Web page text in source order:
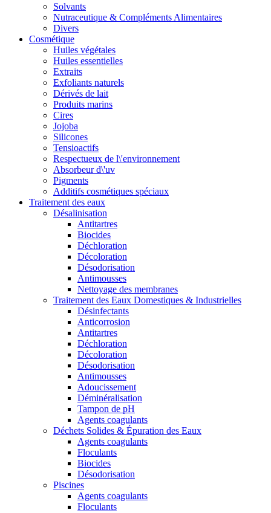
Solvants
Nutraceutique & Compléments Alimentaires
Divers
Cosmétique
Huiles végétales
Huiles essentielles
Extraits
Exfoliants naturels
Dérivés de lait
Produits marins
Cires
Jojoba
Silicones
Tensioactifs
Respectueux de l\'environnement
Absorbeur d\'uv
Pigments
Additifs cosmétiques spéciaux
Traitement des eaux
Désalinisation
Antitartres
Biocides
Déchloration
Décoloration
Désodorisation
Antimousses
Nettoyage des membranes
Traitement des Eaux Domestiques & Industrielles
Désinfectants
Anticorrosion
Antitartres
Déchloration
Décoloration
Désodorisation
Antimousses
Adoucissement
Déminéralisation
Tampon de pH
Agents coagulants
Déchets Solides & Épuration des Eaux
Agents coagulants
Floculants
Biocides
Désodorisation
Piscines
Agents coagulants
Floculants